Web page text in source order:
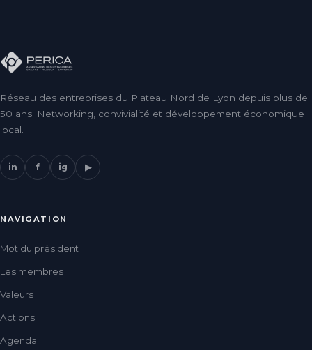
Réseau des entreprises du Plateau Nord de Lyon depuis plus de
50 ans. Networking, convivialité et développement économique
local.
in f ig ▶
NAVIGATION
Mot du président
Les membres
Valeurs
Actions
Agenda